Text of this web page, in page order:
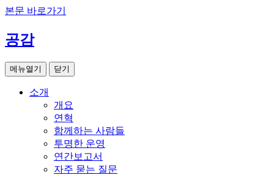
본문 바로가기
공감
메뉴열기 닫기
소개
개요
연혁
함께하는 사람들
투명한 운영
연간보고서
자주 묻는 질문